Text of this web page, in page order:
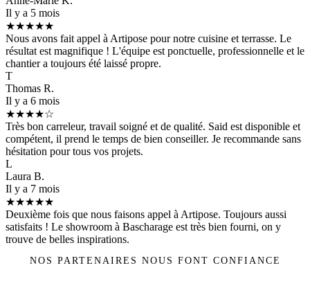
Il y a 5 mois
★★★★★
Nous avons fait appel à Artipose pour notre cuisine et terrasse. Le
résultat est magnifique ! L'équipe est ponctuelle, professionnelle et le
chantier a toujours été laissé propre.
T
Thomas R.
Il y a 6 mois
★★★★☆
Très bon carreleur, travail soigné et de qualité. Said est disponible et
compétent, il prend le temps de bien conseiller. Je recommande sans
hésitation pour tous vos projets.
L
Laura B.
Il y a 7 mois
★★★★★
Deuxième fois que nous faisons appel à Artipose. Toujours aussi
satisfaits ! Le showroom à Bascharage est très bien fourni, on y
trouve de belles inspirations.
NOS PARTENAIRES NOUS FONT CONFIANCE